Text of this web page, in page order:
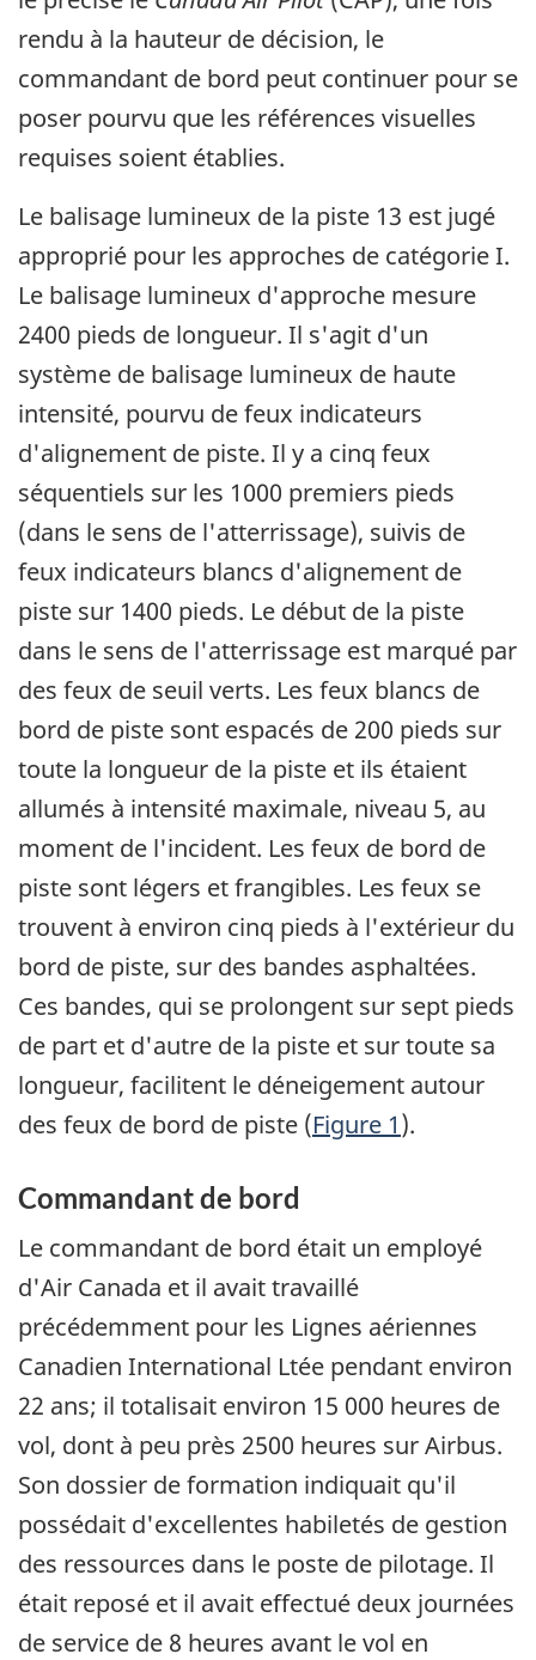
rendu à la hauteur de décision, le
commandant de bord peut continuer pour se
poser pourvu que les références visuelles
requises soient établies.
Le balisage lumineux de la piste 13 est jugé
approprié pour les approches de catégorie I.
Le balisage lumineux d'approche mesure
2400 pieds de longueur. Il s'agit d'un
système de balisage lumineux de haute
intensité, pourvu de feux indicateurs
d'alignement de piste. Il y a cinq feux
séquentiels sur les 1000 premiers pieds
(dans le sens de l'atterrissage), suivis de
feux indicateurs blancs d'alignement de
piste sur 1400 pieds. Le début de la piste
dans le sens de l'atterrissage est marqué par
des feux de seuil verts. Les feux blancs de
bord de piste sont espacés de 200 pieds sur
toute la longueur de la piste et ils étaient
allumés à intensité maximale, niveau 5, au
moment de l'incident. Les feux de bord de
piste sont légers et frangibles. Les feux se
trouvent à environ cinq pieds à l'extérieur du
bord de piste, sur des bandes asphaltées.
Ces bandes, qui se prolongent sur sept pieds
de part et d'autre de la piste et sur toute sa
longueur, facilitent le déneigement autour
des feux de bord de piste (Figure 1).
Commandant de bord
Le commandant de bord était un employé
d'Air Canada et il avait travaillé
précédemment pour les Lignes aériennes
Canadien International Ltée pendant environ
22 ans; il totalisait environ 15 000 heures de
vol, dont à peu près 2500 heures sur Airbus.
Son dossier de formation indiquait qu'il
possédait d'excellentes habiletés de gestion
des ressources dans le poste de pilotage. Il
était reposé et il avait effectué deux journées
de service de 8 heures avant le vol en